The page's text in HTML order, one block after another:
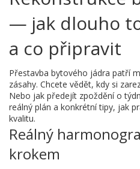
— jak dlouho
a co připravit
Přestavba bytového jádra patří
zásahy. Chcete vědět, kdy si
Nebo jak předejít zpoždění o
reálný plán a konkrétní tipy, jak
kvalitu.
Reálný
krokem